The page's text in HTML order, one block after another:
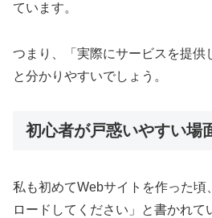
ています。
つまり、「実際にサービスを提供
と分かりやすいでしょう。
初心者が戸惑いやすい場
私も初めてWebサイトを作った頃
ロードしてください」と書かれ